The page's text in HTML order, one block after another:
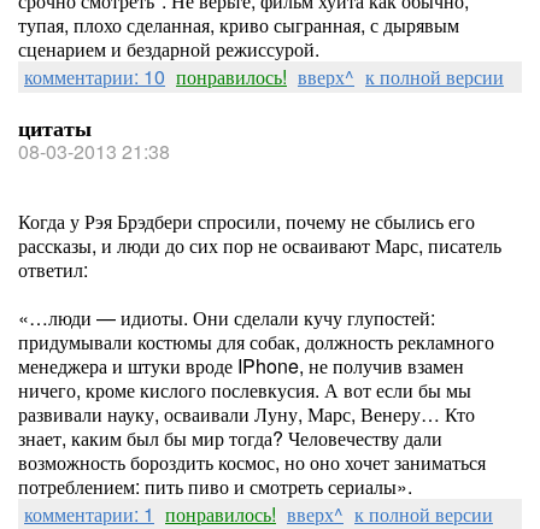
тупая, плохо сделанная, криво сыгранная, с дырявым
сценарием и бездарной режиссурой.
комментарии: 10 понравилось! вверх^ к полной версии
цитаты
08-03-2013 21:38
Когда у Рэя Брэдбери спросили, почему не сбылись его
рассказы, и люди до сих пор не осваивают Марс, писатель
ответил:
«…люди — идиоты. Они сделали кучу глупостей:
придумывали костюмы для собак, должность рекламного
менеджера и штуки вроде IPhone, не получив взамен
ничего, кроме кислого послевкусия. А вот если бы мы
развивали науку, осваивали Луну, Марс, Венеру… Кто
знает, каким был бы мир тогда? Человечеству дали
возможность бороздить космос, но оно хочет заниматься
потреблением: пить пиво и смотреть сериалы».
комментарии: 1 понравилось! вверх^ к полной версии